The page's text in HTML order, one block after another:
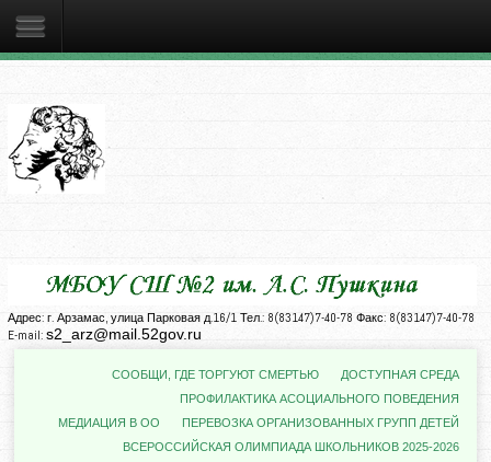
Адрес: г. Арзамас, улица Парковая д.16/1 Тел.: 8(83147)7-40-78 Факс: 8(83147)7-40-78
E-mail:s2_arz@mail.52gov.ru
ДОСТУПНАЯ СРЕДА
СООБЩИ, ГДЕ ТОРГУЮТ СМЕРТЬЮ
ПРОФИЛАКТИКА АСОЦИАЛЬНОГО ПОВЕДЕНИЯ
ПЕРЕВОЗКА ОРГАНИЗОВАННЫХ ГРУПП ДЕТЕЙ
МЕДИАЦИЯ В ОО
ВСЕРОССИЙСКАЯ ОЛИМПИАДА ШКОЛЬНИКОВ 2025-2026